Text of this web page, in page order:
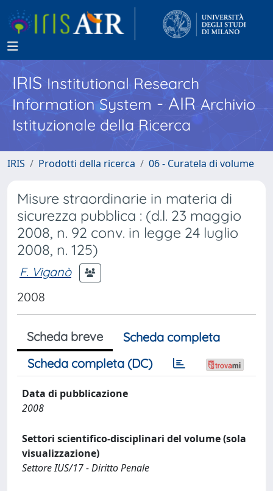
IRISInstitutional Research
Information System - AIR Archivio
Istituzionale della Ricerca
IRIS Prodotti della ricerca 06 - Curatela di volume
Misure straordinarie in materia di
sicurezza pubblica : (d.l. 23 maggio
2008, n. 92 conv. in legge 24 luglio
2008, n. 125)
F. Viganò
2008
Scheda breve
Scheda completa
Scheda completa (DC)
Data di pubblicazione
2008
Settori scientifico-disciplinari del volume (sola
visualizzazione)
Settore IUS/17 - Diritto Penale